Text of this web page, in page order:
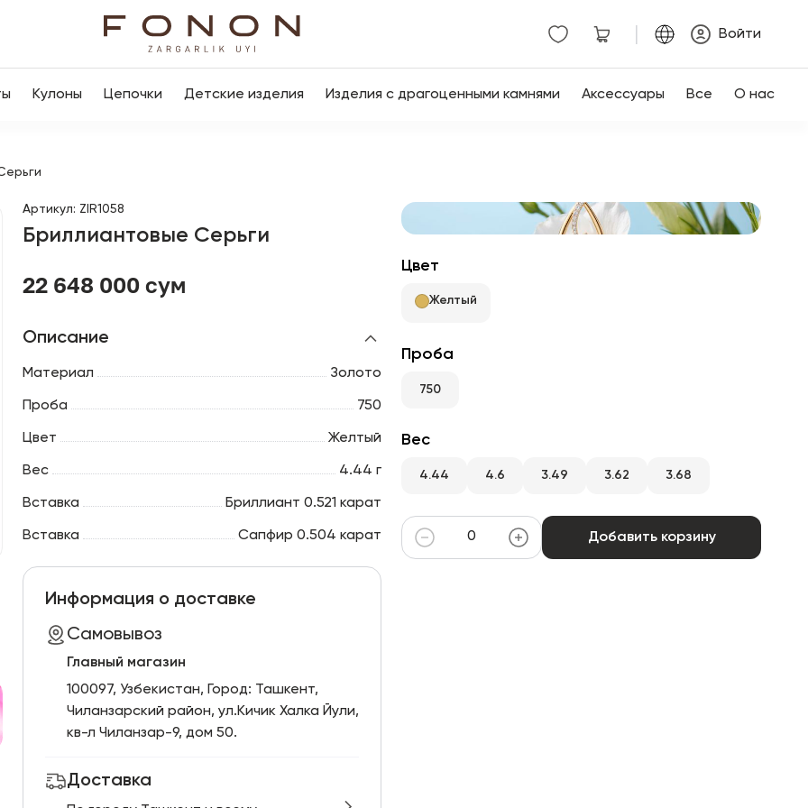
Войти
Кулоны Цепочки Детские изделия Изделия с драгоценными камнями Аксессуары Все О нас
Артикул: ZIR1058
Бриллиантовые Серьги
22 648 000 сум
Описание
Материал Золото
Проба 750
Цвет Желтый
Вес 4.44 г
Вставка Бриллиант 0.521 карат
Вставка Сапфир 0.504 карат
Информация о доставке
Самовывоз
Главный магазин
100097, Узбекистан, Город: Ташкент,
Чиланзарский pайон, ул.Кичик Халка Йули,
кв-л Чиланзар-9, дом 50.
Доставка
Цвет
Желтый
Проба
750
Вес
4.44 4.6 3.49 3.62 3.68
Добавить корзину